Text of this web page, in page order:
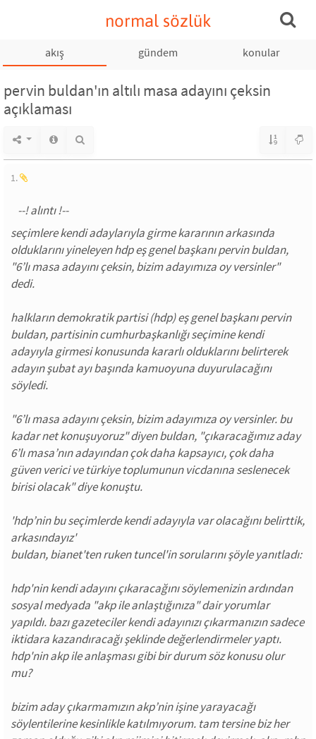
normal sözlük
akış gündem konular
pervin buldan'ın altılı masa adayını çeksin
açıklaması
1.
seçimlere kendi adaylarıyla girme kararının arkasında
olduklarını yineleyen hdp eş genel başkanı pervin buldan,
"6’lı masa adayını çeksin, bizim adayımıza oy versinler"
dedi.
halkların demokratik partisi (hdp) eş genel başkanı pervin
buldan, partisinin cumhurbaşkanlığı seçimine kendi
adayıyla girmesi konusunda kararlı olduklarını belirterek
adayın şubat ayı başında kamuoyuna duyurulacağını
söyledi.
"6’lı masa adayını çeksin, bizim adayımıza oy versinler. bu
kadar net konuşuyoruz" diyen buldan, "çıkaracağımız aday
6’lı masa’nın adayından çok daha kapsayıcı, çok daha
güven verici ve türkiye toplumunun vicdanına seslenecek
birisi olacak" diye konuştu.
'hdp’nin bu seçimlerde kendi adayıyla var olacağını belirttik,
arkasındayız'
buldan, bianet'ten ruken tuncel'in sorularını şöyle yanıtladı:
hdp'nin kendi adayını çıkaracağını söylemenizin ardından
sosyal medyada "akp ile anlaştığınıza" dair yorumlar
yapıldı. bazı gazeteciler kendi adayınızı çıkarmanızın sadece
iktidara kazandıracağı şeklinde değerlendirmeler yaptı.
hdp'nin akp ile anlaşması gibi bir durum söz konusu olur
mu?
bizim aday çıkarmamızın akp’nin işine yarayacağı
söylentilerine kesinlikle katılmıyorum. tam tersine biz her